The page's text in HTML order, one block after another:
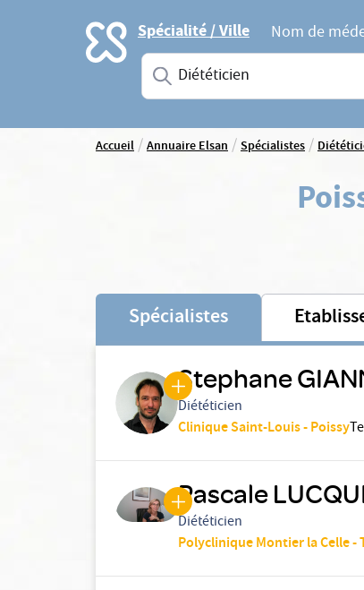
Accueil Spécialité / Ville
Nom de
Saisissez une spécialité ou un
Accueil/Annuaire Elsan/Spécialistes/
Spécialistes
Stephane
Diététicien
Clinique Saint-Louis - Poissy
Pascale
Diététicien
Polyclinique Montier la Celle -